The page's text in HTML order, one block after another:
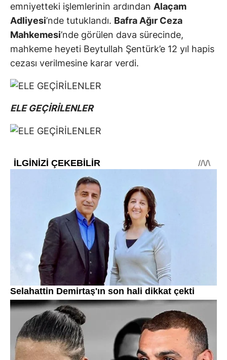
emniyetteki işlemlerinin ardından Alaçam
Adliyesi’nde tutuklandı. Bafra Ağır Ceza
Mahkemesi’nde görülen dava sürecinde,
mahkeme heyeti Beytullah Şentürk’e 12 yıl hapis
cezası verilmesine karar verdi.
ELE GEÇİRİLENLER